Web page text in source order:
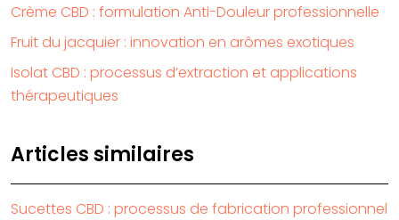
Crème CBD : formulation Anti-Douleur professionnelle
Fruit du jacquier : innovation en arômes exotiques
Isolat CBD : processus d’extraction et applications
thérapeutiques
Articles similaires
Sucettes CBD : processus de fabrication professionnel